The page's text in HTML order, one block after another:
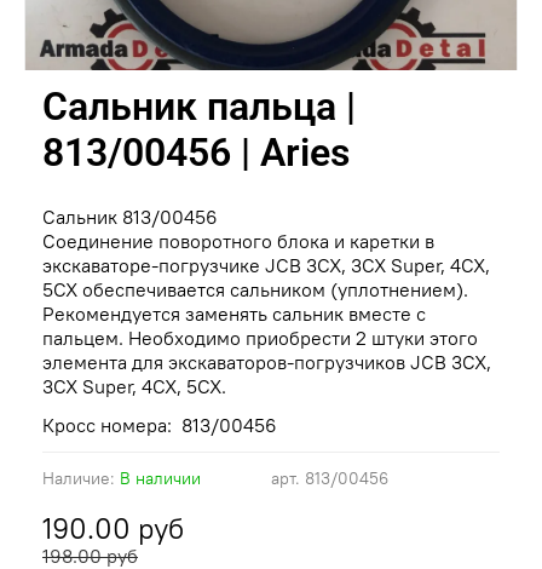
арт. 813/00456
Наличие: В наличии
Сальник пальца |
813/00456 | Aries
190.00 руб
198.00 руб
Сальник 813/00456
Соединение поворотного блока и каретки в
экскаваторе-погрузчике JCB 3CX, 3CX Super, 4CX,
5CX обеспечивается сальником (уплотнением).
Рекомендуется заменять сальник вместе с
пальцем. Необходимо приобрести 2 штуки этого
элемента для экскаваторов-погрузчиков JCB 3CX,
3CX Super, 4CX, 5CX.
Кросс номера: 813/00456